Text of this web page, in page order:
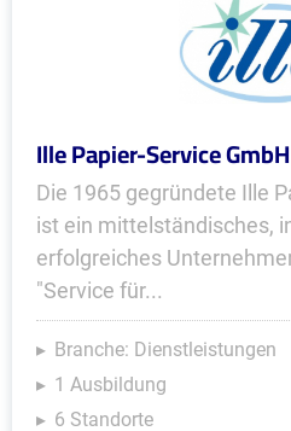
Ille Papier-Service GmbH
Die 1965 gegründete Ille
ist ein mittelständisches,
erfolgreiches
"Service für...
Branche: Dienstleistungen
1 Ausbildung
6 Standorte